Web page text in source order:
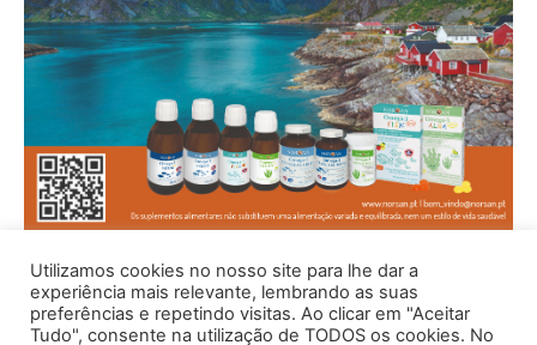
Utilizamos cookies no nosso site para lhe dar a
experiência mais relevante, lembrando as suas
preferências e repetindo visitas. Ao clicar em "Aceitar
Tudo", consente na utilização de TODOS os cookies. No